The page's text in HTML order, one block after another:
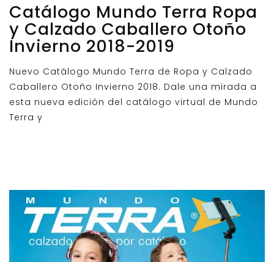
Catálogo Mundo Terra Ropa
y Calzado Caballero Otoño
Invierno 2018-2019
Nuevo Catálogo Mundo Terra de Ropa y Calzado
Caballero Otoño Invierno 2018. Dale una mirada a
esta nueva edición del catálogo virtual de Mundo
Terra y